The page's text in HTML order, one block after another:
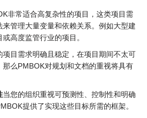
非常适合高复杂性的项目，这类项目需
来管理大量变量和依赖关系。例如大型建
高度监管行业的项目。
项目需求明确且稳定，在项目期间不太可
那么PMBOK对规划和文档的重视将具有
当您的组织重视可预测性、控制性和明确
提供了实现这些目标所需的框架。